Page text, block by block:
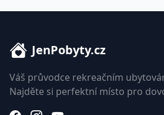
JenPobyty.cz
Váš průvodce rekreačním
Najděte si perfektní místo pro